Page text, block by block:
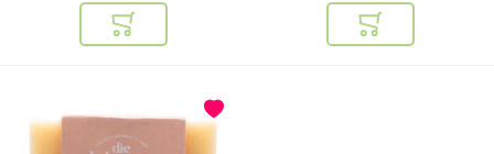
In den Warenkorb In den